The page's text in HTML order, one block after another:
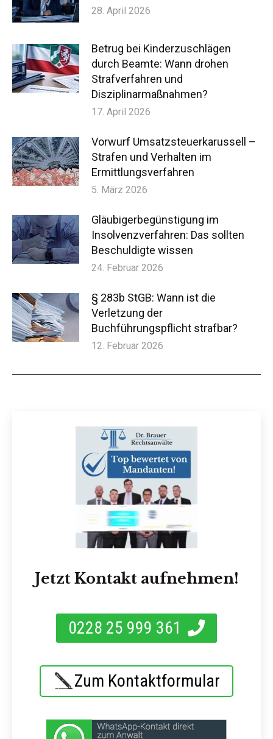
Ersteinschätzung
28. April 2026
Betrug bei Kinderzuschlägen
durch Beamte: Wann drohen
Strafverfahren und
Disziplinarmaßnahmen?
17. April 2026
Vorwurf Umsatzsteuerkarussell –
Strafen und Verhalten im
Ermittlungsverfahren
5. März 2026
Gläubigerbegünstigung im
Insolvenzverfahren: Das sollten
Beschuldigte wissen
24. Februar 2026
§ 283b StGB: Wann ist die
Verletzung der
Buchführungspflicht strafbar?
12. Februar 2026
Jetzt Kontakt aufnehmen!
0228 25 999 361
Zum Kontaktformular